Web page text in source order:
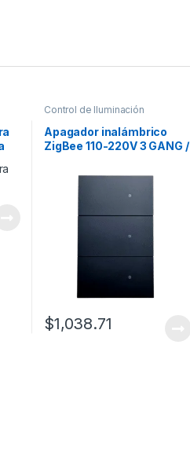
Control de Iluminación
Apagador inalámbrico
ZigBee 110-220V 3 GANG /
$1,038.71